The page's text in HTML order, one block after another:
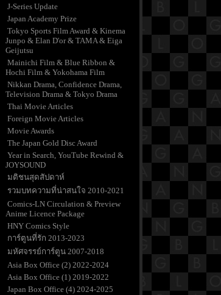
J-Series Update
Japan Academy Prize
Tokyo Sports Film Award & Kinema
Junpo & Elan D'or & TAMA & Eiga
Geijutsu
Mainichi Film & Blue Ribbon &
Hochi Film & Yokohama Film
Nikkan Drama, Confidence Drama,
Television Drama & Tokyo Drama
Thai Movie Articles
Foreign Movie Articles
Movie Awards
The Japan Gold Disc Award
Year in Search, YouTube Rewind &
JOYSOUND
มติชนสุดสัปดาห์
รวมบทความที่น่าสนใจ 2010-2021
Comics-LN Circulation & Preview
Anime Licence Package
HNY Comics Style
การ์ตูนที่รัก 2013-2023
มหัศจรรย์การ์ตูน 2007-2018
Asia Box Office (2) 2022-2024
Asia Box Office (1) 2019-2022
Japan Box Office (4) 2024-2025